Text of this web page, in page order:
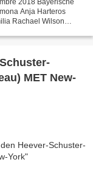
2018 Bayerische
Anja Harteros
Rachael Wilson
MET New-